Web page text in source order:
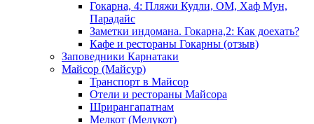
Гокарна, 4: Пляжи Кудли, ОМ, Хаф Мун,
Парадайс
Заметки индомана. Гокарна,2: Как доехать?
Кафе и рестораны Гокарны (отзыв)
Заповедники Карнатаки
Майсор (Майсур)
Транспорт в Майсор
Отели и рестораны Майсора
Шрирангапатнам
Мелкот (Мелукот)